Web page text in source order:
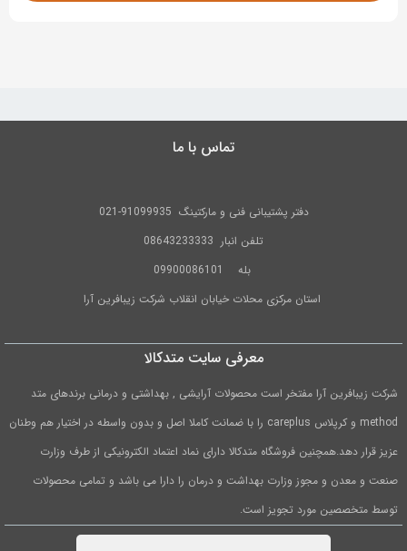
تماس با ما
دفتر پشتیبانی فنی و مارکتینگ 91099935-021
تلفن انبار 08643233333
بله
09900086101
استان مرکزی محلات خیابان انقلاب شرکت زیبافرین آرا
معرفی سایت متدکالا
شرکت زیبافرین آرا مفتخر است محصولات آرایشی , بهداشتی و درمانی برندهای متد
method و کرپلاس careplus را با ضمانت کاملا اصل و بدون واسطه در اختیار هم وطنان
عزیز قرار دهد.همچنین فروشگاه متدکالا دارای نماد اعتماد الکترونیکی از طرف وزارت
صنعت و معدن و مجوز وزارت بهداشت و درمان را دارا می باشد و تمامی محصولات
توسط متخصصین مورد تجویز است.